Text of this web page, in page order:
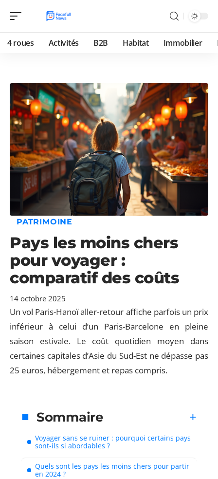
4 roues Activités B2B Habitat Immobilier
PATRIMOINE
Pays les moins chers
pour voyager :
comparatif des coûts
14 octobre 2025
Un vol Paris-Hanoï aller-retour affiche parfois un prix
inférieur à celui d’un Paris-Barcelone en pleine
saison estivale. Le coût quotidien moyen dans
certaines capitales d’Asie du Sud-Est ne dépasse pas
25 euros, hébergement et repas compris.
Sommaire
Voyager sans se ruiner : pourquoi certains pays
sont-ils si abordables ?
Quels sont les pays les moins chers pour partir
en 2024 ?